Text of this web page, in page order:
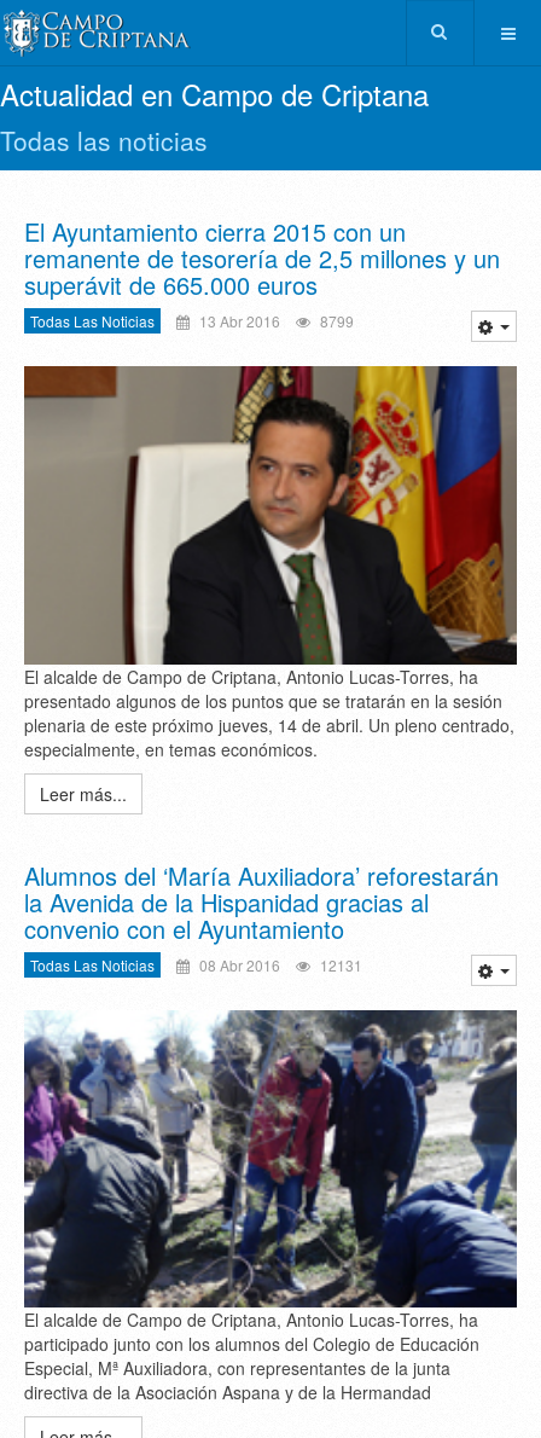
Actualidad en Campo de Criptana
Todas las noticias
El Ayuntamiento cierra 2015 con un
remanente de tesorería de 2,5 millones y un
superávit de 665.000 euros
Todas Las Noticias 13 Abr 2016 8799
El alcalde de Campo de Criptana, Antonio Lucas-Torres, ha
presentado algunos de los puntos que se tratarán en la sesión
plenaria de este próximo jueves, 14 de abril. Un pleno centrado,
especialmente, en temas económicos.
Leer más...
Alumnos del ‘María Auxiliadora’ reforestarán
la Avenida de la Hispanidad gracias al
convenio con el Ayuntamiento
Todas Las Noticias 08 Abr 2016 12131
El alcalde de Campo de Criptana, Antonio Lucas-Torres, ha
participado junto con los alumnos del Colegio de Educación
Especial, Mª Auxiliadora, con representantes de la junta
directiva de la Asociación Aspana y de la Hermandad